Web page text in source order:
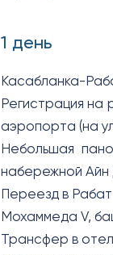
1 день
Касабланка-
Регистрация на
аэропорта (на
Небольшая
набережной Айн
Переезд в
Мохаммеда V,
Трансфер в